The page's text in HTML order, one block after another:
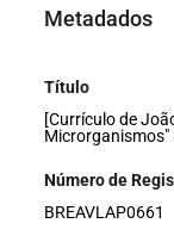
Metadados
Título
[Currículo de
Microrganismos"
Número de
BREAVLAP0661